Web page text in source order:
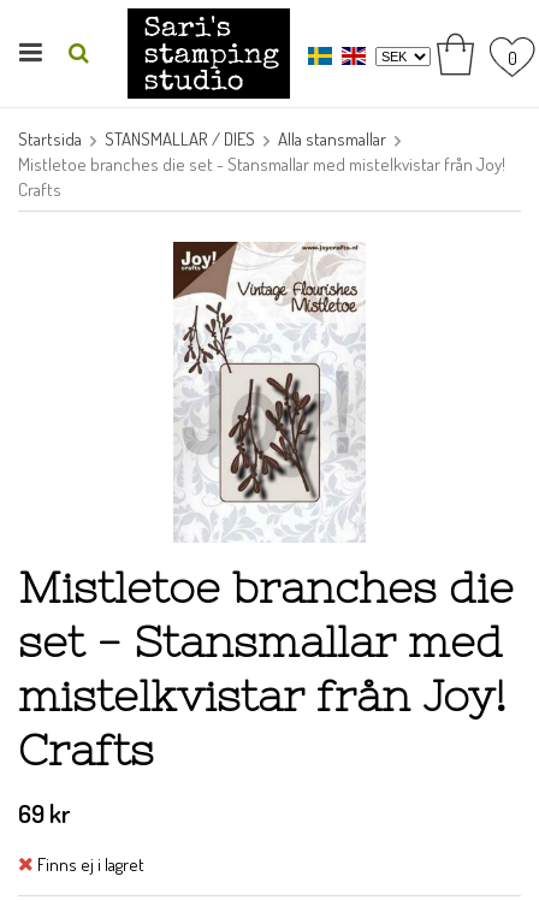
0
Startsida STANSMALLAR / DIES
Alla stansmallar
Mistletoe branches die set - Stansmallar med mistelkvistar från Joy!
Crafts
Mistletoe branches die
set - Stansmallar med
mistelkvistar från Joy!
Crafts
69 kr
Finns ej i lagret